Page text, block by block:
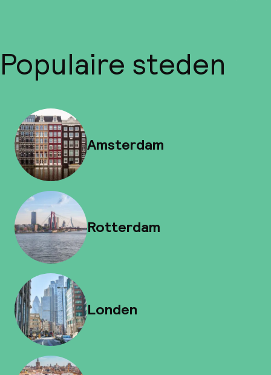
Populaire steden
Amsterdam
Rotterdam
Londen